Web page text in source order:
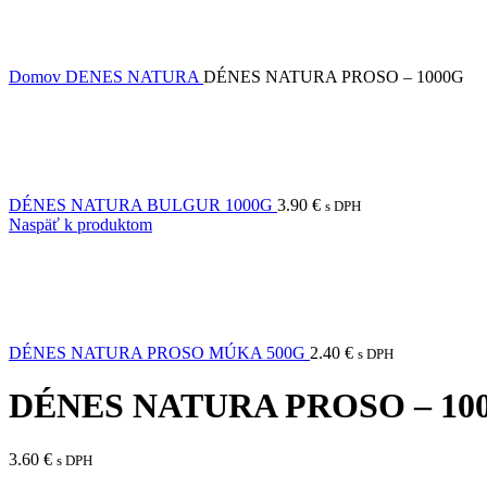
Domov DENES NATURA DÉNES NATURA PROSO – 1000G
DÉNES NATURA BULGUR 1000G 3.90 € s DPH
Naspäť k produktom
DÉNES NATURA PROSO MÚKA 500G 2.40 € s DPH
DÉNES NATURA PROSO –
3.60 € s DPH